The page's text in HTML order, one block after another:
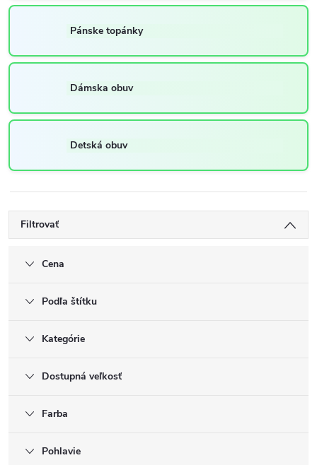
Pánske topánky
Dámska obuv
Detská obuv
Filtrovať
Cena
Podľa štítku
Kategórie
Dostupná veľkosť
Farba
Pohlavie